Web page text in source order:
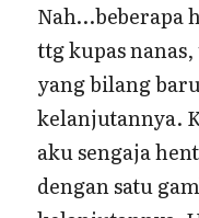
Nah…beberapa
ttg kupas
yang bilang
kelanjutannya.
aku sengaja
dengan satu